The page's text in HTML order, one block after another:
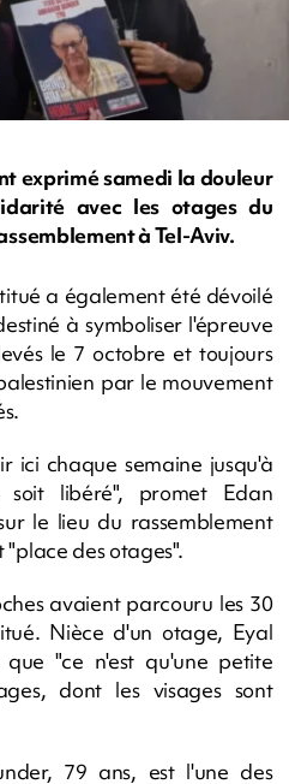
exprimé samedi la douleur
avec les otages du
à Tel-Aviv.
a également été dévoilé
à symboliser l'épreuve
le 7 octobre et toujours
par le mouvement
ici chaque semaine jusqu'à
libéré", promet Edan
le lieu du rassemblement
des otages".
avaient parcouru les 30
Nièce d'un otage, Eyal
"ce n'est qu'une petite
dont les visages sont
79 ans, est l'une des